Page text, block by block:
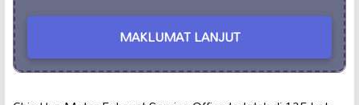
MAKLUMAT LANJUT